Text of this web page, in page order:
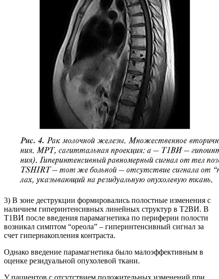
3) В зоне деструкции формировались полостные изменения с
наличием гиперинтенсивных линейных структур в Т2ВИ. В
Т1ВИ после введения парамагнетика по периферии полости
возникал симптом “ореола” – гиперинтенсивный сигнал за
счет гипернакопления контраста.
Однако введение парамагнетика было малоэффективным в
оценке резидуальной опухолевой ткани.